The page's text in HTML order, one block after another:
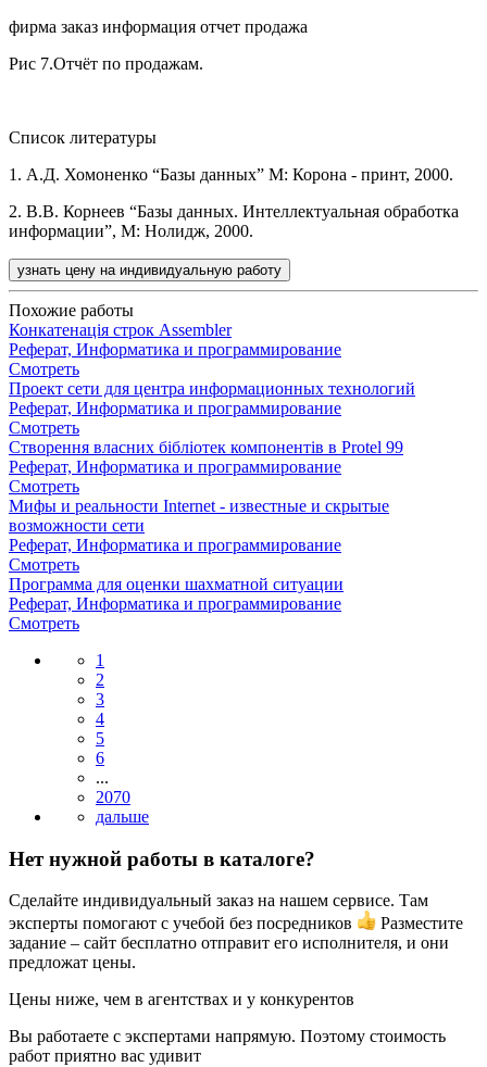
фирма заказ информация отчет продажа
Рис 7.Отчёт по продажам.
Список литературы
1. А.Д. Хомоненко “Базы данных” М: Корона - принт, 2000.
2. В.В. Корнеев “Базы данных. Интеллектуальная обработка
информации”, М: Нолидж, 2000.
узнать цену на индивидуальную работу
Похожие работы
Конкатенація строк Assembler
Реферат, Информатика и программирование
Смотреть
Проект сети для центра информационных технологий
Реферат, Информатика и программирование
Смотреть
Створення власних бібліотек компонентів в Protel 99
Реферат, Информатика и программирование
Смотреть
Мифы и реальности Internet - известные и скрытые
возможности сети
Реферат, Информатика и программирование
Смотреть
Программа для оценки шахматной ситуации
Реферат, Информатика и программирование
Смотреть
1
2
3
4
5
6
...
2070
Нет нужной работы в каталоге?
Сделайте индивидуальный заказ на нашем сервисе. Там
эксперты помогают с учебой без посредников
Разместите
задание – сайт бесплатно отправит его исполнителя, и они
предложат цены.
Цены ниже, чем в агентствах и у конкурентов
Вы работаете с экспертами напрямую. Поэтому стоимость
работ приятно вас удивит